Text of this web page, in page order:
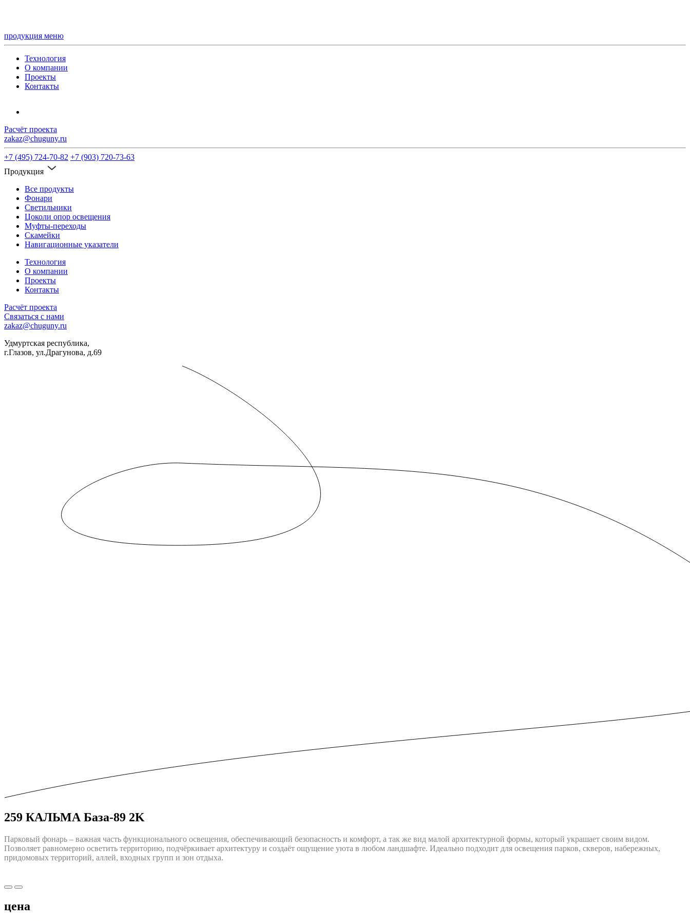
продукция меню
Технология
О компании
Проекты
Контакты
Расчёт проекта
zakaz@chuguny.ru
+7 (495) 724-70-82 +7 (903) 720-73-63
Продукция
Все продукты
Фонари
Светильники
Цоколи опор освещения
Муфты-переходы
Скамейки
Навигационные указатели
Технология
О компании
Проекты
Контакты
Расчёт проекта
Связаться с нами
zakaz@chuguny.ru
Удмуртская республика,
г.Глазов, ул.Драгунова, д.69
259 КАЛЬМА База-89 2K
Парковый фонарь – важная часть функционального освещения, обеспечивающий безопасность и комфорт, а так же вид малой архитектурной формы, который украшает своим видом.
Позволяет равномерно осветить территорию, подчёркивает архитектуру и создаёт ощущение уюта в любом ландшафте. Идеально подходит для освещения парков, скверов, набережных,
придомовых территорий, аллей, входных групп и зон отдыха.
цена